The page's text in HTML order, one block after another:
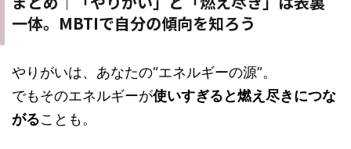
一体。MBTIで自分の傾向を知ろう
やりがいは、あなたの“エネルギーの源”。
でもそのエネルギーが使いすぎると燃え尽きにつな
がることも。